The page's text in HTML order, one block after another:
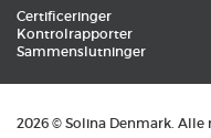
Certificeringer
Kontrolrapporter
Sammenslutninger
2026 © Solina Denmark.